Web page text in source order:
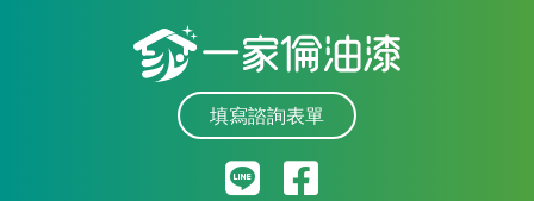
填寫諮詢表單